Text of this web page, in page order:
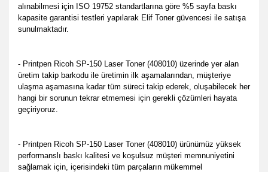
alınabilmesi için ISO 19752 standartlarına göre %5 sayfa baskı
kapasite garantisi testleri yapılarak Elif Toner güvencesi ile satışa
sunulmaktadır.
- Printpen Ricoh SP-150 Laser Toner (408010) üzerinde yer alan
üretim takip barkodu ile üretimin ilk aşamalarından, müşteriye
ulaşma aşamasına kadar tüm süreci takip ederek, oluşabilecek her
hangi bir sorunun tekrar etmemesi için gerekli çözümleri hayata
geçiriyoruz.
- Printpen Ricoh SP-150 Laser Toner (408010) ürünümüz yüksek
performanslı baskı kalitesi ve koşulsuz müşteri memnuniyetini
sağlamak için, içerisindeki tüm parçaların mükemmel